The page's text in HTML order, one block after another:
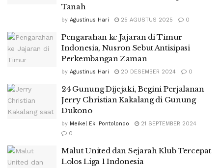
Tanah
by Agustinus Hari 25 AGUSTUS 2025 0
Pengarahan ke Jajaran di Timur
Indonesia, Nusron Sebut Antisipasi
Perkembangan Zaman
by Agustinus Hari 20 DESEMBER 2024 0
24 Gunung Dijejaki, Begini Perjalanan
Jerry Christian Kakalang di Gunung
Dukono
by Meikel Eki Pontolondo
21 SEPTEMBER 2024
0
Malut United dan Sejarah Klub Tercepat
Lolos Liga 1 Indonesia